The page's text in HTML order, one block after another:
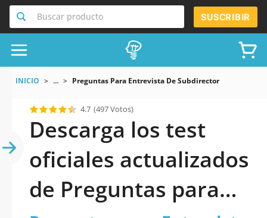
Buscar producto SUSCRIBIR
INICIO ... Preguntas Para Entrevista De Subdirector
4.7 (497 Votos)
Descarga los test
oficiales actualizados
de Preguntas para